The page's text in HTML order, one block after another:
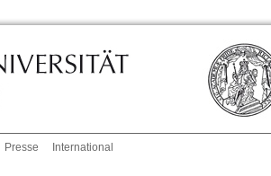
Presse International